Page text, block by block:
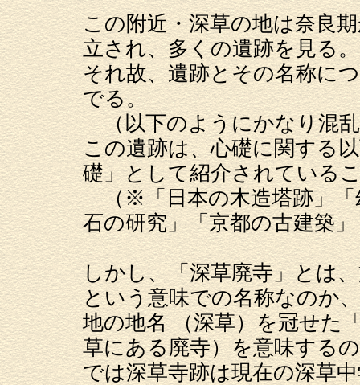
この附近・深草の地は奈良
立され、多くの遺跡を見る。
それ故、遺跡とその名称に
でる。
（以下のようにかなり混
この遺跡は、心礎に関する
礎」として紹介されている
（※「日本の木造塔跡」「
石の研究」「京都の古建築
しかし、「深草廃寺」とは
という意味での名称なのか
地の地名 （深草）を冠せた
草にある廃寺）を意味する
では深草寺跡は現在の深草